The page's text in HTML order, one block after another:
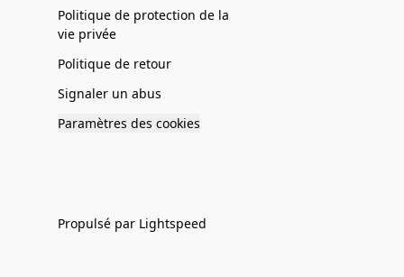
Politique de protection de la
vie privée
Politique de retour
Signaler un abus
Paramètres des cookies
Propulsé par Lightspeed